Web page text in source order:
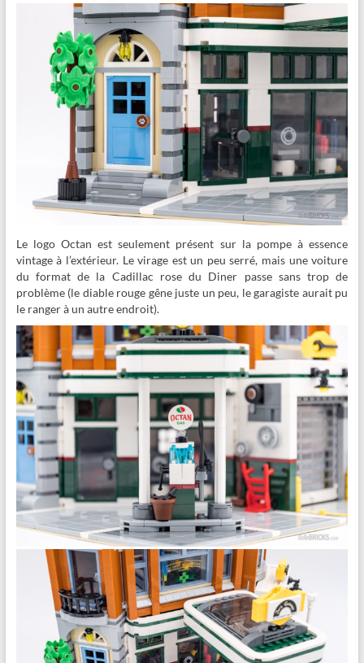
Le logo Octan est seulement présent sur la pompe à essence
vintage à l’extérieur. Le virage est un peu serré, mais une voiture
du format de la Cadillac rose du Diner passe sans trop de
problème (le diable rouge gêne juste un peu, le garagiste aurait pu
le ranger à un autre endroit).